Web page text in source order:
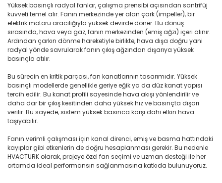
Yüksek basınçlı radyal fanlar, çalışma prensibi açısından santrifüj
kuvveti temel alır. Fanın merkezinde yer alan çark (impeller), bir
elektrik motoru aracılığıyla yüksek devirde döner. Bu dönüş
sırasında, hava veya gaz, fanın merkezinden (emiş ağzı) içeri alınır.
Ardından çarkın dönme hareketiyle birlikte, hava dışa doğru yani
radyal yönde savrularak fanın çıkış ağzından dışarıya yüksek
basınçla atılır.
Bu sürecin en kritik parçası, fan kanatlarının tasarımıdır. Yüksek
basınçlı modellerde genellikle geriye eğik ya da düz kanat yapısı
tercih edilir. Bu kanat profili sayesinde hava akışı yönlendirilir ve
daha dar bir çıkış kesitinden daha yüksek hız ve basınçta dışarı
verilir. Bu sayede, sistem yüksek basınca karşı dahi etkin hava
taşıyabilir.
Fanın verimli çalışması için kanal direnci, emiş ve basma hattındaki
kayıplar gibi etkenlerin de doğru hesaplanması gerekir. Bu nedenle
HVACTURK olarak, projeye özel fan seçimi ve uzman desteği ile her
ortamda ideal performansın sağlanmasına katkıda bulunuyoruz.